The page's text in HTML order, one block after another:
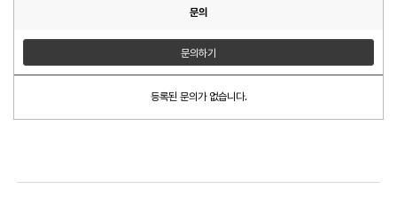
문의
문의하기
등록된 문의가 없습니다.